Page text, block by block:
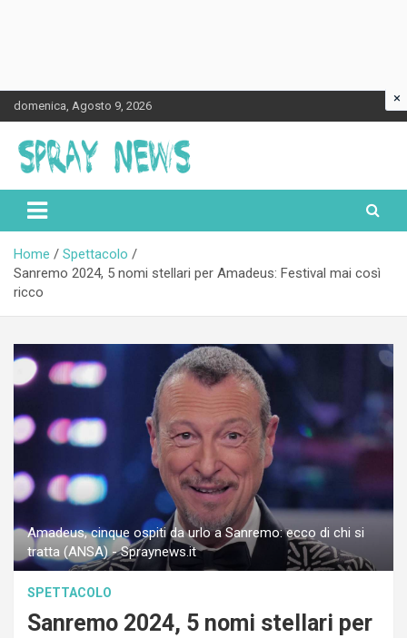
Skip
to
content
domenica, Agosto 9, 2026
Spraynews.it
Home
Spettacolo
Sanremo 2024, 5 nomi stellari per Amadeus: Festival mai così
ricco
Amadeus, cinque ospiti da urlo a Sanremo: ecco di chi si
tratta (ANSA) - Spraynews.it
SPETTACOLO
Sanremo 2024, 5 nomi stellari per
×